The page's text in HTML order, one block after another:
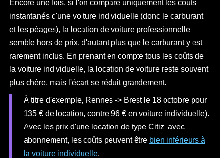
Encore une fois, si l'on compare uniquement les coûts
instantanés d'une voiture individuelle (donc le carburant
et les péages), la location de voiture professionnelle
semble hors de prix, d'autant plus que le carburant y est
rarement inclus. En prenant en compte tous les coûts de
la voiture individuelle, la location de voiture reste souvent
plus chère, mais l'écart se réduit grandement.
À titre d'exemple, Rennes -> Brest le 18 octobre pour
135 € de location, contre 96 € en voiture individuelle).
Avec les prix d'une location de type Citiz, avec
abonnement, les coûts peuvent être bien inférieurs à
la voiture individuelle.